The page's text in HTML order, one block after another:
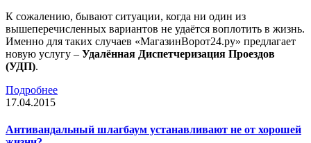
К сожалению, бывают ситуации, когда ни один из
вышеперечисленных вариантов не удаётся воплотить в жизнь.
Именно для таких случаев «МагазинВорот24.ру» предлагает
новую услугу – Удалённая Диспетчеризация Проездов
(УДП).
Подробнее
17.04.2015
Антивандальный шлагбаум устанавливают не от хорошей